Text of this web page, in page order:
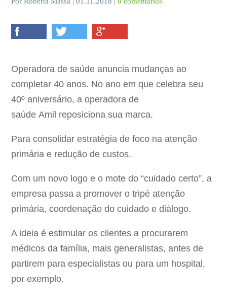
Operadora de saúde anuncia mudanças ao
completar 40 anos. No ano em que celebra seu
40º aniversário, a operadora de
saúde Amil reposiciona sua marca.
Para consolidar estratégia de foco na atenção
primária e redução de custos.
Com um novo logo e o mote do “cuidado certo”, a
empresa passa a promover o tripé atenção
primária, coordenação do cuidado e diálogo.
A ideia é estimular os clientes a procurarem
médicos da família, mais generalistas, antes de
partirem para especialistas ou para um hospital,
por exemplo.